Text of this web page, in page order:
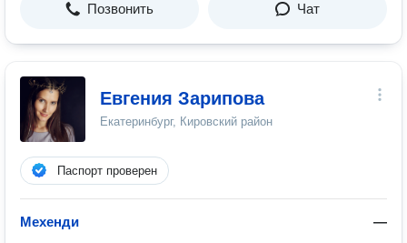
Позвонить Чат
Евгения Зарипова
Екатеринбург, Кировский район
Паспорт проверен
Мехенди —